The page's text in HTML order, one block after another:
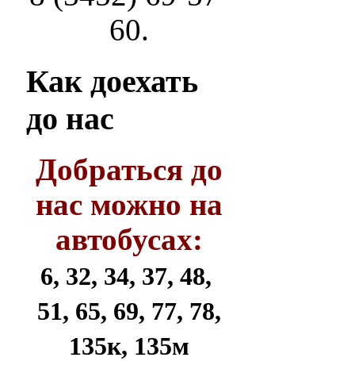
60.
Как доехать
до нас
Добраться до
нас можно на
автобусах:
6, 32, 34, 37, 48,
51, 65, 69, 77, 78,
135к, 135м